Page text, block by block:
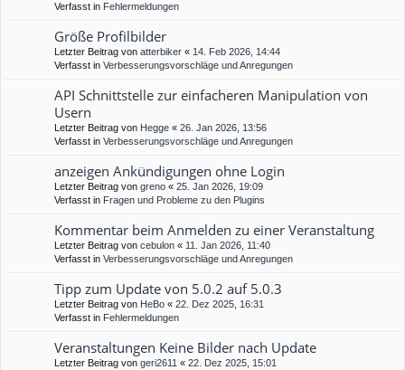
Verfasst in Fehlermeldungen
Größe Profilbilder
Letzter Beitrag von atterbiker « 14. Feb 2026, 14:44
Verfasst in Verbesserungsvorschläge und Anregungen
API Schnittstelle zur einfacheren Manipulation von
Usern
Letzter Beitrag von Hegge « 26. Jan 2026, 13:56
Verfasst in Verbesserungsvorschläge und Anregungen
anzeigen Ankündigungen ohne Login
Letzter Beitrag von greno « 25. Jan 2026, 19:09
Verfasst in Fragen und Probleme zu den Plugins
Kommentar beim Anmelden zu einer Veranstaltung
Letzter Beitrag von cebulon « 11. Jan 2026, 11:40
Verfasst in Verbesserungsvorschläge und Anregungen
Tipp zum Update von 5.0.2 auf 5.0.3
Letzter Beitrag von HeBo « 22. Dez 2025, 16:31
Verfasst in Fehlermeldungen
Veranstaltungen Keine Bilder nach Update
Letzter Beitrag von geri2611 « 22. Dez 2025, 15:01